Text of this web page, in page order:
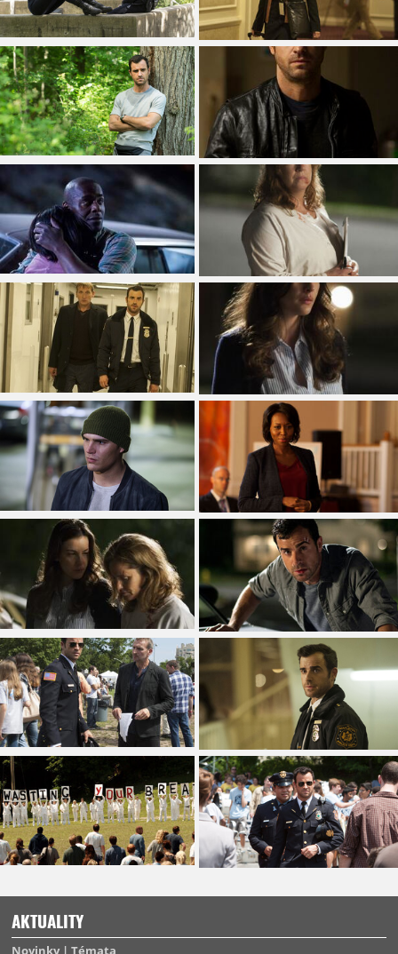
AKTUALITY
Novinky Témata